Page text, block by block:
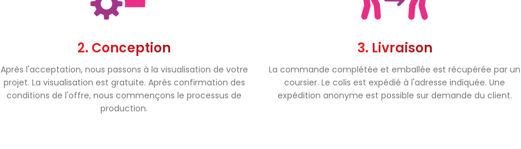
2. Conception
Après l'acceptation, nous passons à la visualisation de votre
projet. La visualisation est gratuite. Après confirmation des
conditions de l'offre, nous commençons le processus de
production.
3. Livraison
La commande complétée et emballée est récupérée par un
coursier. Le colis est expédié à l'adresse indiquée. Une
expédition anonyme est possible sur demande du client.